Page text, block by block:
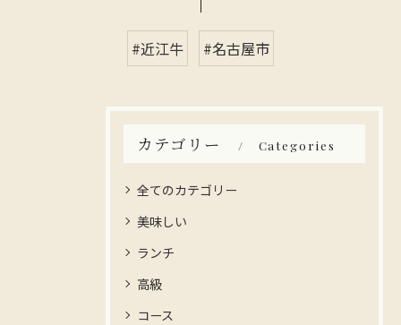
#近江牛 #名古屋市
カテゴリー Categories
全てのカテゴリー
美味しい
ランチ
高級
コース